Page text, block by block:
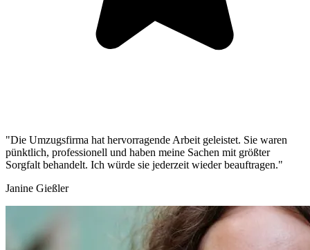
"Die Umzugsfirma hat hervorragende Arbeit geleistet. Sie waren
pünktlich, professionell und haben meine Sachen mit größter
Sorgfalt behandelt. Ich würde sie jederzeit wieder beauftragen."
Janine Gießler